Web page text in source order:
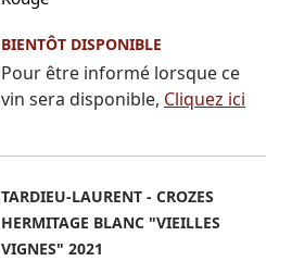
BIENTÔT DISPONIBLE
Pour être informé lorsque ce
vin sera disponible, Cliquez ici
TARDIEU-LAURENT - CROZES
HERMITAGE BLANC "VIEILLES
VIGNES" 2021